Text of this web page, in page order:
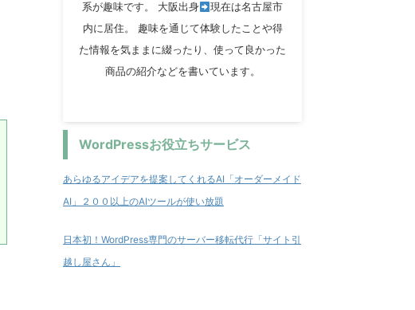
系が趣味です。 大阪出身
現在は名古屋市
内に居住。 趣味を通じて体験したことや得
た情報を気ままに綴ったり、使って良かった
商品の紹介などを書いています。
WordPressお役立ちサービス
あらゆるアイデアを提案してくれるAI「オーダーメイド
AI」２００以上のAIツールが使い放題
日本初！WordPress専門のサーバー移転代行「サイト引
越し屋さん」